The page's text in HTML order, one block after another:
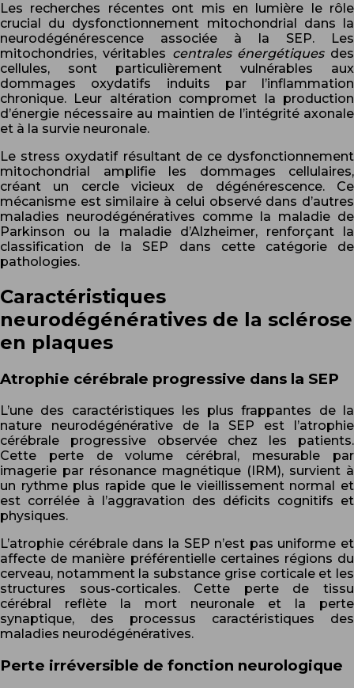
Les recherches récentes ont mis en lumière le rôle
crucial du dysfonctionnement mitochondrial dans la
neurodégénérescence associée à la SEP. Les
mitochondries, véritables centrales énergétiques des
cellules, sont particulièrement vulnérables aux
dommages oxydatifs induits par l’inflammation
chronique. Leur altération compromet la production
d’énergie nécessaire au maintien de l’intégrité axonale
et à la survie neuronale.
Le stress oxydatif résultant de ce dysfonctionnement
mitochondrial amplifie les dommages cellulaires,
créant un cercle vicieux de dégénérescence. Ce
mécanisme est similaire à celui observé dans d’autres
maladies neurodégénératives comme la maladie de
Parkinson ou la maladie d’Alzheimer, renforçant la
classification de la SEP dans cette catégorie de
pathologies.
Caractéristiques
neurodégénératives de la sclérose
en plaques
Atrophie cérébrale progressive dans la SEP
L’une des caractéristiques les plus frappantes de la
nature neurodégénérative de la SEP est l’atrophie
cérébrale progressive observée chez les patients.
Cette perte de volume cérébral, mesurable par
imagerie par résonance magnétique (IRM), survient à
un rythme plus rapide que le vieillissement normal et
est corrélée à l’aggravation des déficits cognitifs et
physiques.
L’atrophie cérébrale dans la SEP n’est pas uniforme et
affecte de manière préférentielle certaines régions du
cerveau, notamment la substance grise corticale et les
structures sous-corticales. Cette perte de tissu
cérébral reflète la mort neuronale et la perte
synaptique, des processus caractéristiques des
maladies neurodégénératives.
Perte irréversible de fonction neurologique